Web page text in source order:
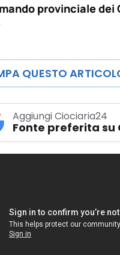
provinciale dei
QUESTO
Aggiungi Ciociaria24
Fonte preferita su